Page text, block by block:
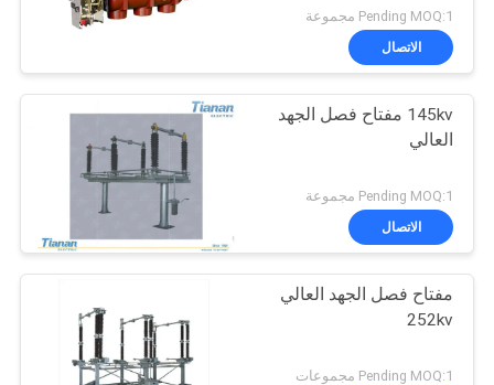
PRIVACY
POLICY
Pending MOQ:1 مجموعة
الاتصال
145kv مفتاح فصل الجهد
العالي
Pending MOQ:1 مجموعة
الاتصال
مفتاح فصل الجهد العالي
252kv
Pending MOQ:1 مجموعات